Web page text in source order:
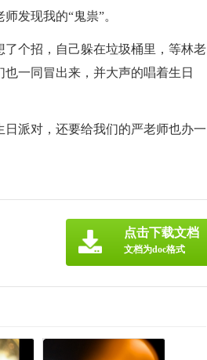
发现我的“鬼祟”。
个招，自己躲在垃圾桶里，等林老
一同冒出来，并大声的唱着生日
派对，还要给我们的严老师也办一
点击下载文档
文档为doc格式